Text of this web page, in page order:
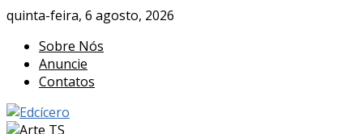
quinta-feira, 6 agosto, 2026
Sobre Nós
Anuncie
Contatos